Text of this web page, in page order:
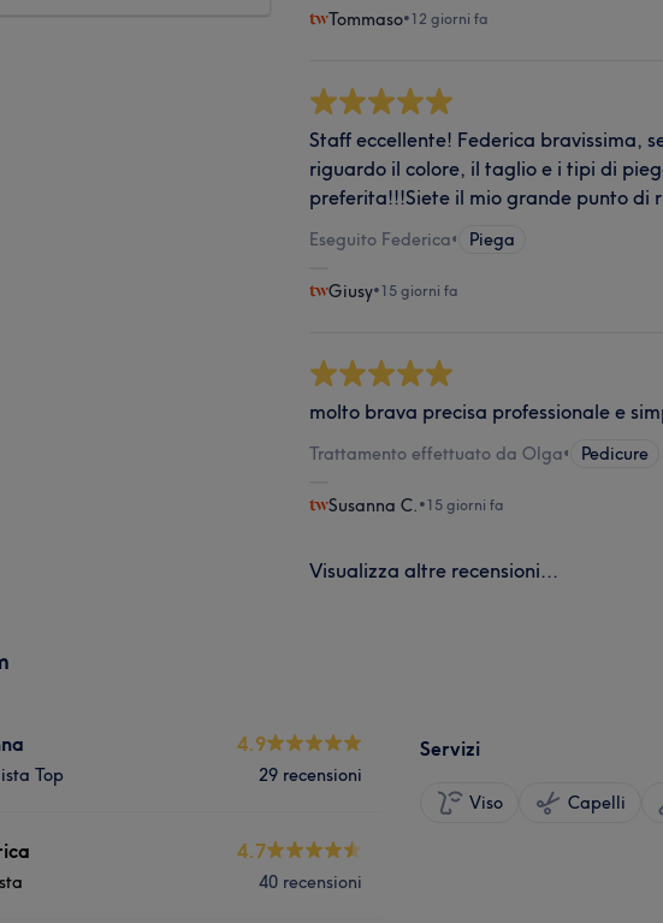
Tommaso•12 giorni fa
Staff eccellente! Federica bravissima,
riguardo il colore, il taglio e i tipi di
preferita!!!Siete il mio grande punto di
Eseguito Federica• Piega
Giusy•15 giorni fa
molto brava precisa professionale e
Trattamento effettuato da Olga• Pedicure
Susanna C. •15 giorni fa
Visualizza altre recensioni...
Top
4.9
29 recensioni
4.7
40 recensioni
Servizi
Viso Capelli